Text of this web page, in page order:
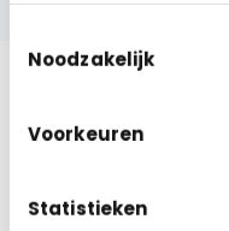
Noodzakelijk
Voorkeuren
Statistieken
Elk systeem met een API